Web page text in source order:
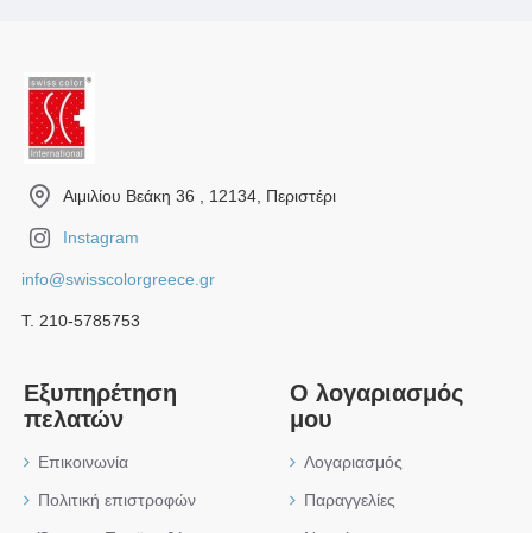
Αιμιλίου Βεάκη 36 , 12134, Περιστέρι
Instagram
info@swisscolorgreece.gr
Τ. 210-5785753
Εξυπηρέτηση
πελατών
Επικοινωνία
Πολιτική επιστροφών
Ο λογαριασμός
μου
Λογαριασμός
Παραγγελίες